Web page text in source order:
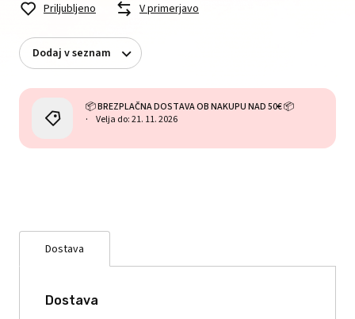
Priljubljeno V primerjavo
Dodaj v seznam
📦 BREZPLAČNA DOSTAVA OB NAKUPU NAD 50€ 📦
Velja do: 21. 11. 2026
Dostava
Dostava